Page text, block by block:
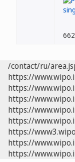
/contact/ru/
https://
https://
https://
https://
https://
https://
https://
https://